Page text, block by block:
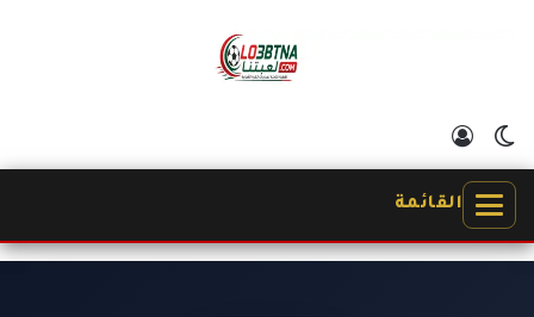
الوضع المظلم
القائمة